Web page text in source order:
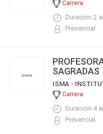
Carrera
Duración 2
Presencial
SAGRADAS
ISMA -
Carrera
Duración 4
Presencial